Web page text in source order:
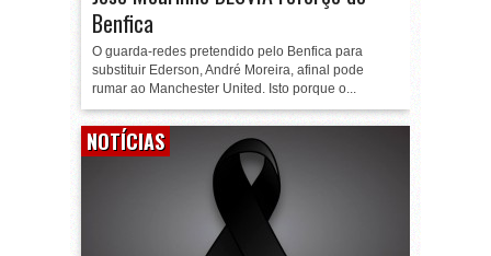
Benfica
O guarda-redes pretendido pelo Benfica para
substituir Ederson, André Moreira, afinal pode
rumar ao Manchester United. Isto porque o...
NOTÍCIAS